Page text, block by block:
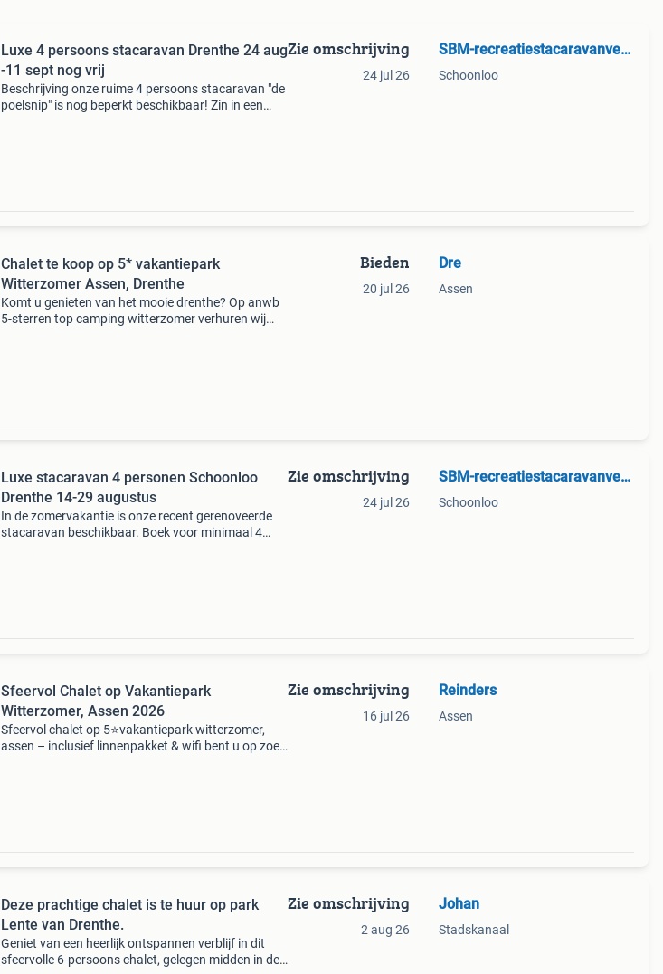
Luxe 4 persoons stacaravan Drenthe 24 aug
-11 sept nog vrij
Beschrijving onze ruime 4 persoons stacaravan "de
poelsnip" is nog beperkt beschikbaar! Zin in een
Zie omschrijving
24 jul 26
SBM-recreatiestacaravanverhuur
Schoonloo
Chalet te koop op 5* vakantiepark
Witterzomer Assen, Drenthe
Komt u genieten van het mooie drenthe? Op anwb
5-sterren top camping witterzomer verhuren wij
Bieden
20 jul 26
Dre
Assen
Luxe stacaravan 4 personen Schoonloo
Drenthe 14-29 augustus
In de zomervakantie is onze recent gerenoveerde
stacaravan beschikbaar. Boek voor minimaal 4
Zie omschrijving
24 jul 26
SBM-recreatiestacaravanverhuur
Schoonloo
Sfeervol Chalet op Vakantiepark
Witterzomer, Assen 2026
Sfeervol chalet op 5⭐vakantiepark witterzomer,
assen – inclusief linnenpakket & wifi ​bent u op zoek
Zie omschrijving
16 jul 26
Reinders
Assen
Deze prachtige chalet is te huur op park
Lente van Drenthe.
Geniet van een heerlijk ontspannen verblijf in dit
sfeervolle 6-persoons chalet, gelegen midden in de
Zie omschrijving
2 aug 26
Johan
Stadskanaal